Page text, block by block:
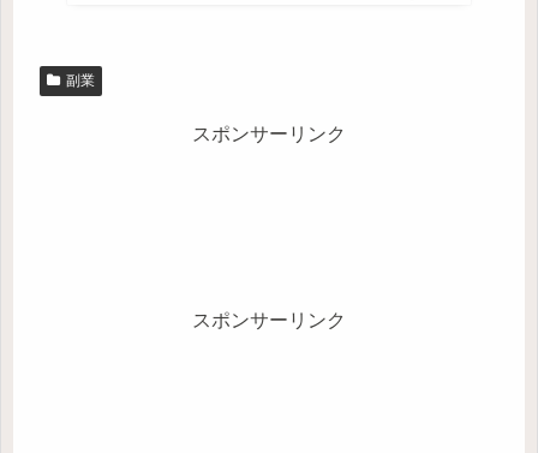
副業
スポンサーリンク
スポンサーリンク